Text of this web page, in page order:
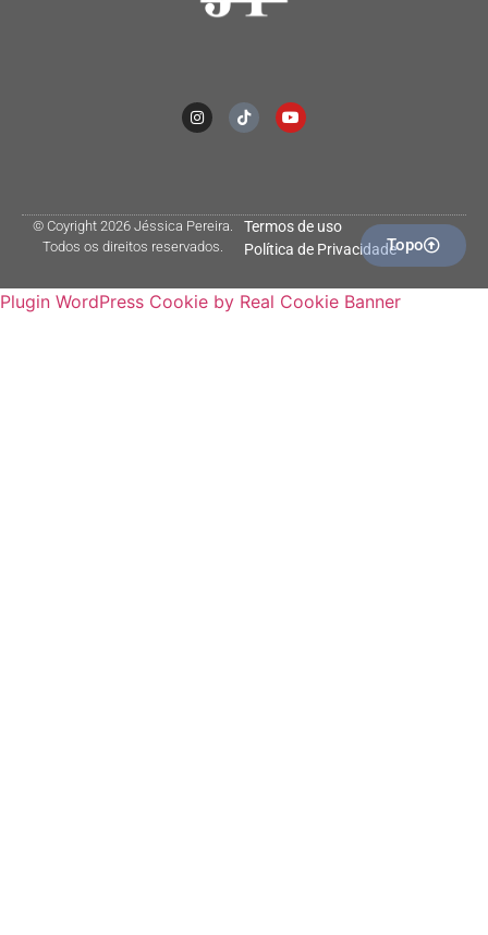
© Coyright 2026 Jéssica Pereira.
Todos os direitos reservados.
Termos de uso
Política de PrivacidadeTopo
Plugin WordPress Cookie by Real Cookie Banner